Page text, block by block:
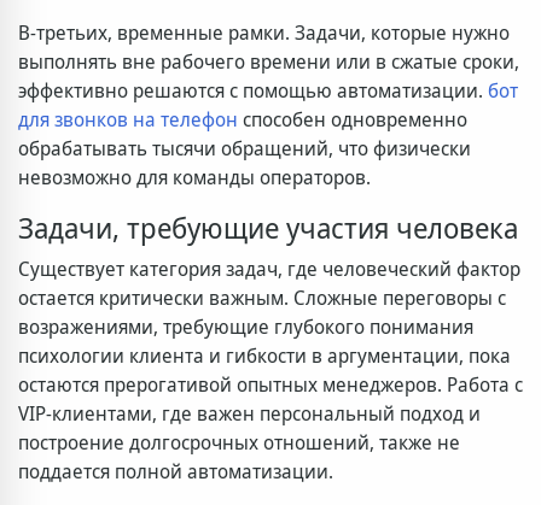
В-третьих, временные рамки. Задачи, которые нужно
выполнять вне рабочего времени или в сжатые сроки,
эффективно решаются с помощью автоматизации. бот
для звонков на телефон способен одновременно
обрабатывать тысячи обращений, что физически
невозможно для команды операторов.
Задачи, требующие участия человека
Существует категория задач, где человеческий фактор
остается критически важным. Сложные переговоры с
возражениями, требующие глубокого понимания
психологии клиента и гибкости в аргументации, пока
остаются прерогативой опытных менеджеров. Работа с
VIP-клиентами, где важен персональный подход и
построение долгосрочных отношений, также не
поддается полной автоматизации.